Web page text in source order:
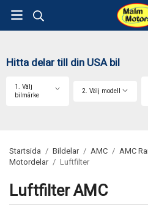
Hitta delar till din USA bil
1. Välj
bilmärke
2. Välj modell
Startsida / Bildelar / AMC / AMC
Motordelar / Luftfilter
Luftfilter AMC